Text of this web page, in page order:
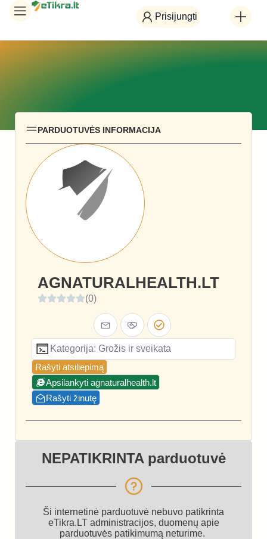
Prisijungti
PARDUOTUVĖS INFORMACIJA
AGNATURALHEALTH.LT
(0)
Kategorija: Grožis ir sveikata
Rašyti atsiliepimą
Apsilankyti agnaturalhealth.lt
Rašyti žinutę
NEPATIKRINTA parduotuvė
Ši internetinė parduotuvė nebuvo patikrinta
eTikra.LT administracijos, duomenų apie
parduotuvės patikimumą neturime.